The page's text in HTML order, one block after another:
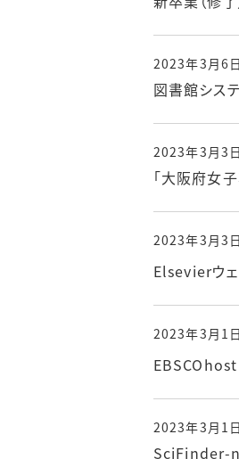
2023年3月6日
図書館シス
2023年3月3日
「大阪府女
2023年3月3日
Elsevierウ
2023年3月1日
2023年3月1日
SciFinder-